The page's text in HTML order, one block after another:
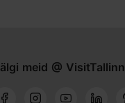
meid @ VisitTallinn